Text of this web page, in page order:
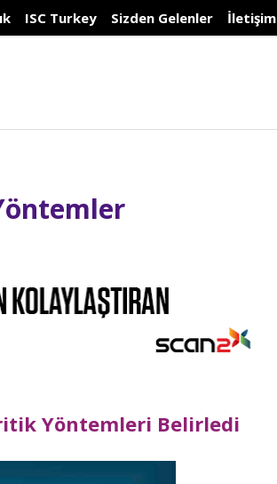
ISC Turkey Sizden Gelenler İletişim
Yöntemleri Belirledi